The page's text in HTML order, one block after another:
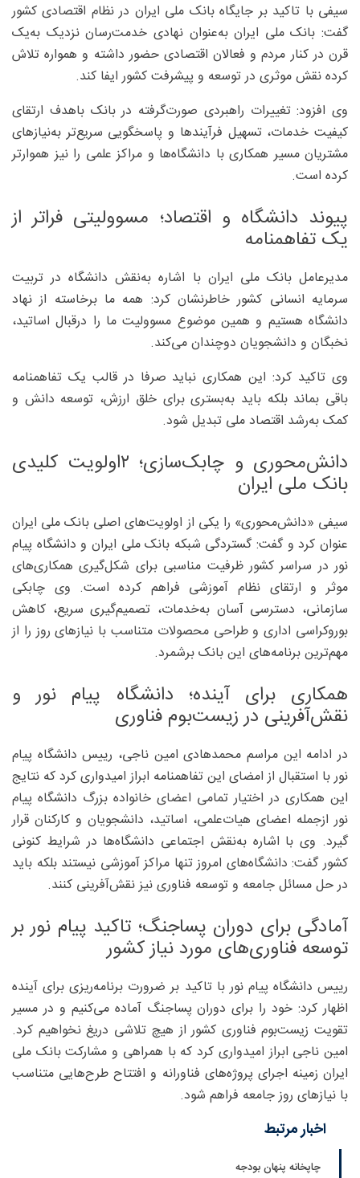
سیفی با تاکید بر جایگاه بانک ملی ایران در نظام اقتصادی کشور
گفت: بانک ملی ایران به‌عنوان نهادی خدمت‌رسان نزدیک به‌یک
قرن در کنار مردم و فعالان اقتصادی حضور داشته و همواره تلاش
کرده نقش موثری در توسعه و پیشرفت کشور ایفا کند.
وی افزود: تغییرات راهبردی صورت‌‌گرفته در بانک باهدف ارتقای
کیفیت خدمات، تسهیل فرآیندها و پاسخگویی سریع‌تر به‌نیازهای
مشتریان مسیر همکاری با دانشگاه‌ها و مراکز علمی را نیز هموارتر
کرده است.
پیوند دانشگاه و اقتصاد؛ مسوولیتی فراتر از
یک تفاهمنامه
مدیرعامل بانک ملی ایران با اشاره به‌نقش دانشگاه در تربیت
سرمایه انسانی کشور خاطرنشان کرد: همه ما برخاسته از نهاد
دانشگاه هستیم و همین موضوع مسوولیت ما را درقبال اساتید،
نخبگان و دانشجویان دوچندان می‌کند.
وی تاکید کرد: این همکاری نباید صرفا در قالب یک تفاهمنامه
باقی بماند بلکه باید به‌بستری برای خلق ارزش، توسعه دانش و
کمک به‌رشد اقتصاد ملی تبدیل شود.
دانش‌محوری و چابک‌سازی؛ ۲اولویت کلیدی
بانک ملی ایران
سیفی «دانش‌محوری» را یکی از اولویت‌های اصلی بانک ملی ایران
عنوان کرد و گفت: گستردگی شبکه بانک ملی ایران و دانشگاه پیام
نور در سراسر کشور ظرفیت مناسبی برای شکل‌گیری همکاری‌های
موثر و ارتقای نظام آموزشی فراهم کرده است. وی چابکی
سازمانی، دسترسی آسان به‌خدمات، تصمیم‌گیری سریع، کاهش
بوروکراسی اداری و طراحی محصولات متناسب با نیازهای روز را از
مهم‌ترین برنامه‌های این بانک برشمرد.
همکاری برای آینده؛ دانشگاه پیام نور و
نقش‌آفرینی در زیست‌بوم فناوری
در ادامه این مراسم محمدهادی امین ناجی، رییس دانشگاه پیام
نور با استقبال از امضای این تفاهمنامه ابراز امیدواری کرد که نتایج
این همکاری در اختیار تمامی اعضای خانواده بزرگ دانشگاه پیام
نور ازجمله اعضای هیات‌علمی، اساتید، دانشجویان و کارکنان قرار
گیرد. وی با اشاره به‌نقش اجتماعی دانشگاه‌ها در شرایط کنونی
کشور گفت: دانشگاه‌های امروز تنها مراکز آموزشی نیستند بلکه باید
در حل مسائل جامعه و توسعه فناوری نیز نقش‌آفرینی کنند.
آمادگی برای دوران پساجنگ؛ تاکید پیام نور بر
توسعه فناوری‌های مورد نیاز کشور
رییس دانشگاه پیام نور با تاکید بر ضرورت برنامه‌ریزی برای آینده
اظهار کرد: خود را برای دوران پساجنگ آماده می‌کنیم و در مسیر
تقویت زیست‌بوم فناوری کشور از هیچ تلاشی دریغ نخواهیم کرد.
امین ناجی ابراز امیدواری کرد که با همراهی و مشارکت بانک ملی
ایران زمینه اجرای پروژه‌های فناورانه و افتتاح طرح‌هایی متناسب
با نیازهای روز جامعه فراهم شود.
اخبار مرتبط
چاپخانه پنهان بودجه